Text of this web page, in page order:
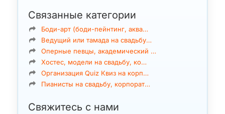
Связанные категории
Боди-арт (боди-пейнтинг, аква…
Ведущий или тамада на свадьбу…
Оперные певцы, академический …
Хостес, модели на свадьбу, ко…
Организация Quiz Квиз на корп…
Пианисты на свадьбу, корпорат…
Свяжитесь с нами